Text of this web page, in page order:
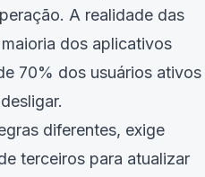
A realidade das
dos aplicativos
70% dos usuários ativos
diferentes, exige
terceiros para atualizar